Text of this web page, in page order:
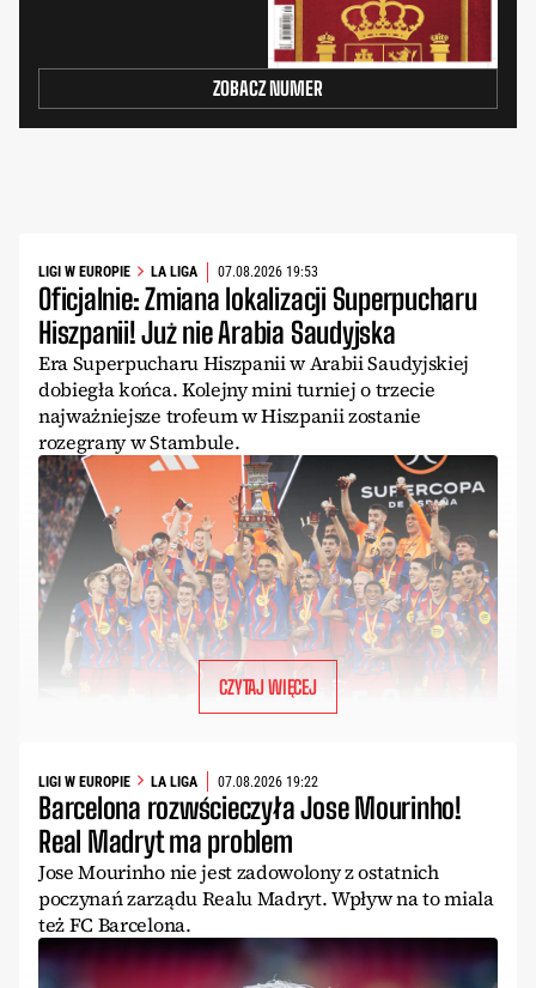
ZOBACZ NUMER
LIGI W EUROPIE LA LIGA 07.08.2026 19:53
Oficjalnie: Zmiana lokalizacji Superpucharu
Hiszpanii! Już nie Arabia Saudyjska
Era Superpucharu Hiszpanii w Arabii Saudyjskiej
dobiegła końca. Kolejny mini turniej o trzecie
najważniejsze trofeum w Hiszpanii zostanie
rozegrany w Stambule.
CZYTAJ WIĘCEJ
LIGI W EUROPIE LA LIGA 07.08.2026 19:22
Barcelona rozwścieczyła Jose Mourinho!
Real Madryt ma problem
Jose Mourinho nie jest zadowolony z ostatnich
poczynań zarządu Realu Madryt. Wpływ na to miala
też FC Barcelona.